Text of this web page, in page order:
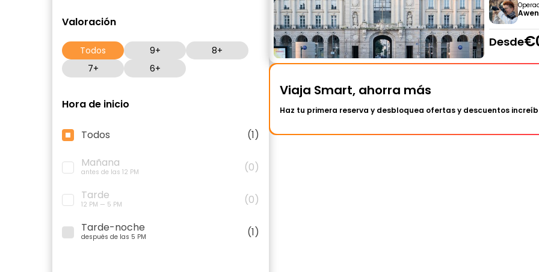
Valoración
Todos 9+
8+
7+
6+
Hora de inicio
Todos
(1)
Mañana
antes de las 12 PM
(0)
Tarde
12 PM — 5 PM
(0)
Tarde-noche
después de las 5 PM (1)
Awen
Desde
Viaja Smart, ahorra más
Haz tu primera reserva y desbloquea ofertas y descuentos